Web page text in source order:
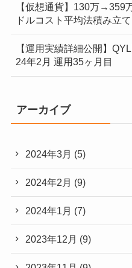
【仮想通貨】130万→359
ドルコスト平均法積み立て
【運用実績詳細公開】
24年2月 運用35ヶ月目
アーカイブ
2024年3月 (5)
2024年2月 (9)
2024年1月 (7)
2023年12月 (9)